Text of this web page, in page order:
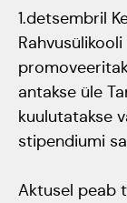
1.detsembril
antakse üle
kuulutatakse
stipendiumi
Aktusel peab